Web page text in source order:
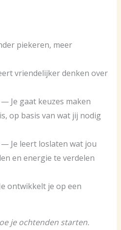
piekeren, meer
vriendelijker denken over
— Je gaat keuzes maken
op basis van wat jij nodig
— Je leert loslaten wat jou
en energie te verdelen
ontwikkelt je op een
je ochtenden starten.